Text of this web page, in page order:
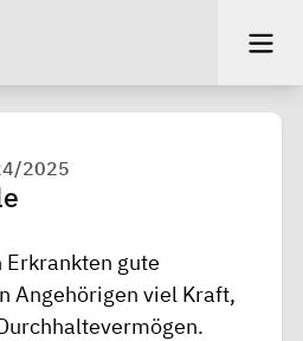
2025
gute
Angehörigen viel Kraft,